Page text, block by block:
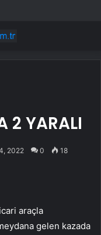
2 YARALI
2022 0 18
araçla
gelen kazada